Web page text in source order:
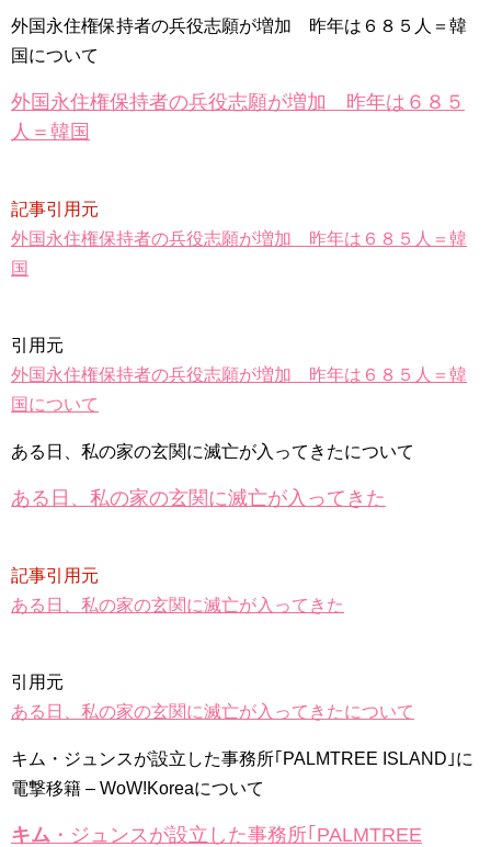
幻の王女チャミョンゴ エンディング
YUCHUN ♥ LOVE 15 「成均館 5話」
俳優カン・ギヨン、突然の熱愛宣言…「キム秘書がなぜそう
か」出演で話題 Big News TV
外国永住権保持者の兵役志願が増加 昨年は６８５人＝韓
国について
外国永住権保持者の兵役志願が増加 昨年は６８５
人＝韓国
記事引用元
外国永住権保持者の兵役志願が増加 昨年は６８５人＝韓
国
引用元
外国永住権保持者の兵役志願が増加 昨年は６８５人＝韓
国について
ある日、私の家の玄関に滅亡が入ってきたについて
ある日、私の家の玄関に滅亡が入ってきた
記事引用元
ある日、私の家の玄関に滅亡が入ってきた
引用元
ある日、私の家の玄関に滅亡が入ってきたについて
キム・ジュンスが設立した事務所｢PALMTREE ISLAND｣に
電撃移籍 – WoW!Koreaについて
キム ・ジュンスが設立した事務所｢PALMTREE